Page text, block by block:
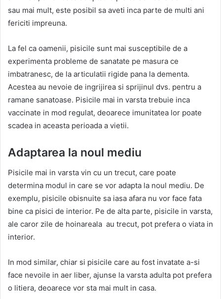
sau mai mult, este posibil sa aveti inca parte de multi ani
fericiti impreuna.
La fel ca oamenii, pisicile sunt mai susceptibile de a
experimenta probleme de sanatate pe masura ce
imbatranesc, de la articulatii rigide pana la dementa.
Acestea au nevoie de ingrijirea si sprijinul dvs. pentru a
ramane sanatoase. Pisicile mai in varsta trebuie inca
vaccinate in mod regulat, deoarece imunitatea lor poate
scadea in aceasta perioada a vietii.
Adaptarea la noul mediu
Pisicile mai in varsta vin cu un trecut, care poate
determina modul in care se vor adapta la noul mediu. De
exemplu, pisicile obisnuite sa iasa afara nu vor face fata
bine ca pisici de interior. Pe de alta parte, pisicile in varsta,
ale caror zile de hoinareala au trecut, pot prefera o viata in
interior.
In mod similar, chiar si pisicile care au fost invatate a-si
face nevoile in aer liber, ajunse la varsta adulta pot prefera
o litiera, deoarece vor sta mai mult in casa.